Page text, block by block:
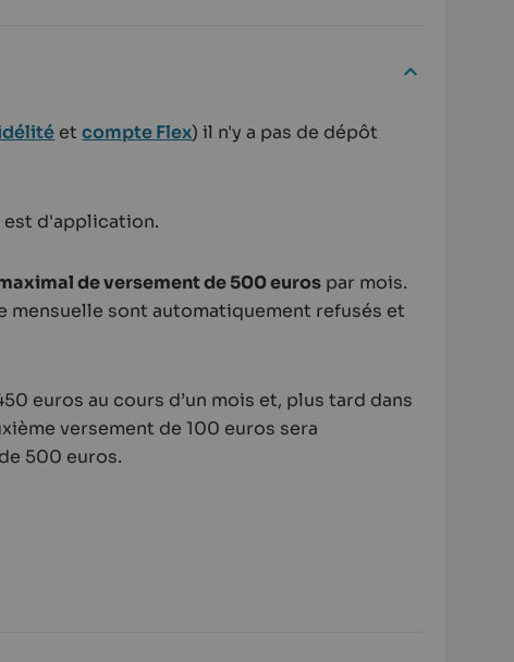
etcompte Flex) il n'y a pas de dépôt
est d'application.
de versement de 500 euros par mois.
sont automatiquement refusés et
euros au cours d’un mois et, plus tard dans
versement de 100 euros sera
500 euros.